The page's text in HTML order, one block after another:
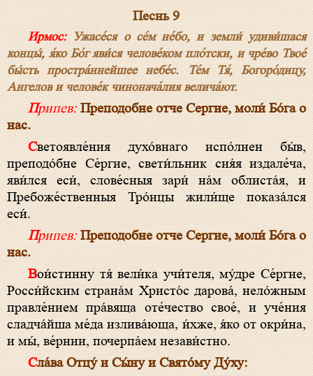
Песнь 9
Ирмос:Ужасе́ся о се́м не́бо, и земли́ удиви́шася
концы́, я́ко Бо́г яви́ся челове́ком пло́тски, и чре́во Твое́
бы́сть простра́ннейшее небе́с. Те́м Тя́, Богоро́дицу,
Ангелов и челове́к чинонача́лия велича́ют.
Припев: Преподобне отче Сергие, моли́ Бо́га о
нас.
Светоявле́ния духо́внаго испо́лнен бы́в,
преподо́бне Се́ргие, свети́льник сия́я издале́ча,
яви́лся еси́, слове́сныя зари́ на́м облиста́я, и
Пребоже́ственныя Тро́ицы жили́ще показа́лся
еси́.
Припев: Преподобне отче Сергие, моли́ Бо́га о
нас.
Вои́стинну тя́ вели́ка учи́теля, му́дре Се́ргие,
Росси́йским страна́м Христо́с дарова́, нело́жным
правле́нием пра́вяща оте́чество свое́, и уче́ния
сладча́йша ме́да излива́юща, и́хже, я́ко от окри́на,
и мы́, ве́рнии, почерпа́ем незави́стно.
Сла́ва Отцу́ и Сы́ну и Свято́му Ду́ху: